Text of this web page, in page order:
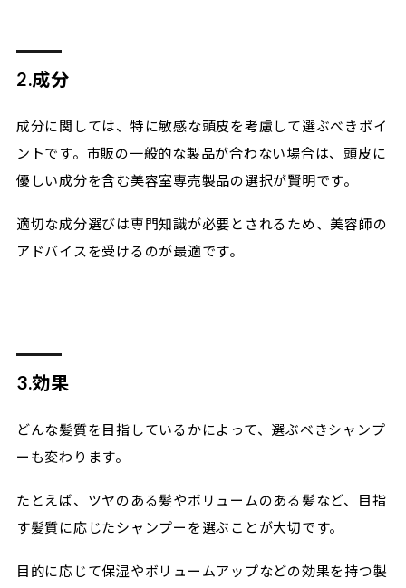
2.成分
成分に関しては、特に敏感な頭皮を考慮して選ぶべきポイ
ントです。市販の一般的な製品が合わない場合は、頭皮に
優しい成分を含む美容室専売製品の選択が賢明です。
適切な成分選びは専門知識が必要とされるため、美容師の
アドバイスを受けるのが最適です。
3.効果
どんな髪質を目指しているかによって、選ぶべきシャンプ
ーも変わります。
たとえば、ツヤのある髪やボリュームのある髪など、目指
す髪質に応じたシャンプーを選ぶことが大切です。
目的に応じて保湿やボリュームアップなどの効果を持つ製